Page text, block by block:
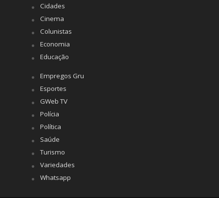
Cidades
Cinema
Colunistas
Economia
Educação
Empregos Gru
Esportes
GWeb TV
Polícia
Política
Saúde
Turismo
Variedades
Whatsapp